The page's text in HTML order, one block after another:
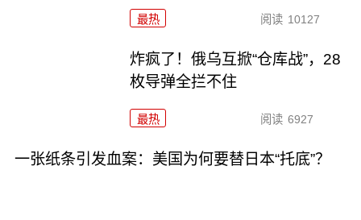
最热 阅读 10127
炸疯了！俄乌互掀“仓库战”，28
枚导弹全拦不住
最热 阅读 6927
一张纸条引发血案：美国为何要替日本“托底”？